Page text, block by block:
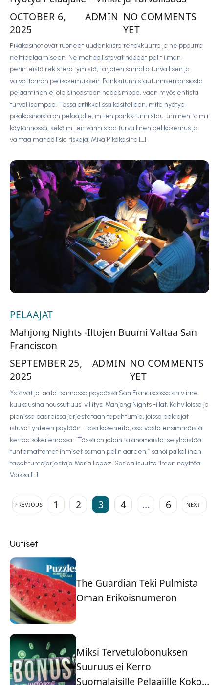
OCTOBER 6,
2025
ADMIN NO COMMENTS
YET
Pikakasinot ovat tuoneet uudenlaista tehokkuutta ja helppoutta
nettipelaamiseen. Ne mahdollistavat nopeat pelit ilman
perinteistä rekisteröitymistä, tarjoten samalla turvallisen ja
vaivattoman pelikokemuksen. Pankkitunnistautumisen ansiosta
pelaaminen ei ole ainoastaan nopeampaa, vaan myös entistä
turvallisempaa. Tässä artikkelissa käsitellään, mitä hyötyä
pikakasinoista on pelaajalle, miten pankkitunnistautuminen toimii
käytännössä, sekä miten varmistaa turvallinen pelikokemus ja
välttää mahdollisia riskejä. Mikä Pikakasino […]
PELAAJAT
Mahjong Nights -Iltojen Buumi Valtaa San
Franciscon
SEPTEMBER 25,
2025
ADMIN NO COMMENTS
YET
Ystävät ja laatat samassa pöydässä San Franciscossa on viime
kuukausina noussut uusi villitys: Mahjong Nights -illat. Kahviloissa ja
pienissä baareissa järjestetään tapahtumia, joissa pelaajat
istuvat yhteen pöytään – osa kokeneita, osa vasta ensimmäistä
kertaa kokeilemassa. “Tässä on jotain taianomaista, se yhdistää
tuntemattomat ihmiset saman pelin ääreen,” sanoi paikallinen
tapahtumajärjestäjä Maria Lopez. Sosiaalisuutta ilman näyttöä
Vaikka […]
PREVIOUS 1 2 3 4 … 6 NEXT
Uutiset
The Guardian Teki Pulmista
Oman Erikoisnumeron
Miksi Tervetulobonuksen
Suuruus ei Kerro
Suomalaisille Pelaajille Koko